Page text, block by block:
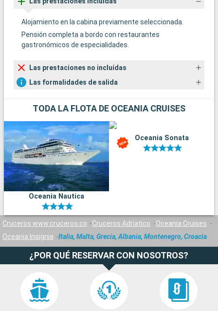
Alojamiento en la cabina previamente seleccionada.
Pensión completa a bordo con restaurantes
gastronómicos de especialidades.
Las prestaciones no incluídas
Las formalidades de salida
TODA LA FLOTA DE OCEANIA CRUISES
Oceania Nautica
Oceania Sonata
Cruceros www.cruceros.co Cruceros Adriatico
Oceania Cruises
Oceania Insignia
Italia, Malta, Grecia, Albania, Montenegro, Croacia
¿POR QUÉ RESERVAR CON NOSOTROS?